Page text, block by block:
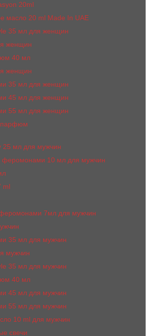
20ml
масло 20 ml Made In UAE
35 мл для женщин
женщин
40 мл
женщин
35 мл для женщин
45 мл для женщин
55 мл для женщин
парфюм
мл для мужчин
феромонами 10 мл для мужчин
ml
7мл для мужчин
35 мл для мужчин
мужчин
35 мл для мужчин
40 мл
45 мл для мужчин
55 мл для мужчин
10 ml для мужчин
свечи